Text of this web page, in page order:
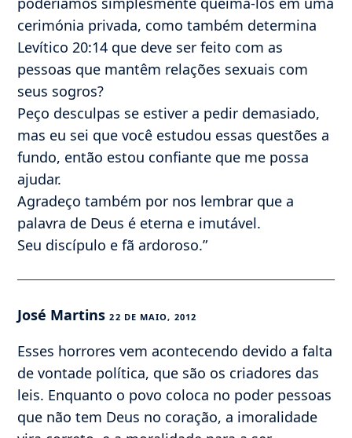
cerimónia privada, como também determina
Levítico 20:14 que deve ser feito com as
pessoas que mantêm relações sexuais com
seus sogros?
Peço desculpas se estiver a pedir demasiado,
mas eu sei que você estudou essas questões a
fundo, então estou confiante que me possa
ajudar.
Agradeço também por nos lembrar que a
palavra de Deus é eterna e imutável.
Seu discípulo e fã ardoroso.”
José Martins22 DE MAIO, 2012
Esses horrores vem acontecendo devido a falta
de vontade política, que são os criadores das
leis. Enquanto o povo coloca no poder pessoas
que não tem Deus no coração, a imoralidade